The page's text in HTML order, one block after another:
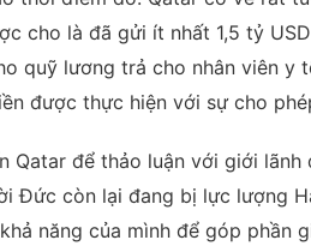
cho là đã gửi ít nhất 1,5 tỷ
quỹ lương trả cho nhân viên y
được thực hiện với sự cho
Qatar để thảo luận với giới
Đức còn lại đang bị lực lượng
năng của mình để góp phần